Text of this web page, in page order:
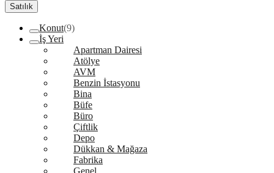
Satılık
Konut(9)
İş Yeri
Apartman Dairesi
Atölye
AVM
Benzin İstasyonu
Bina
Büfe
Büro
Çiftlik
Depo
Dükkan & Mağaza
Fabrika
Genel